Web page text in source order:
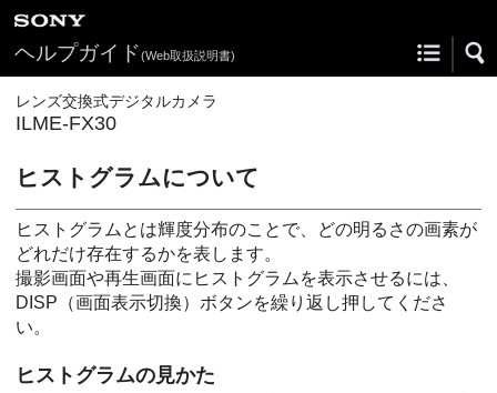
ヘルプガイド(Web取扱説明書)
レンズ交換式デジタルカメラ
ILME-FX30
ヒストグラムについて
ヒストグラムとは輝度分布のことで、どの明るさの画素が
どれだけ存在するかを表します。
撮影画面や再生画面にヒストグラムを表示させるには、
DISP（画面表示切換）ボタンを繰り返し押してくださ
い。
ヒストグラムの見かた